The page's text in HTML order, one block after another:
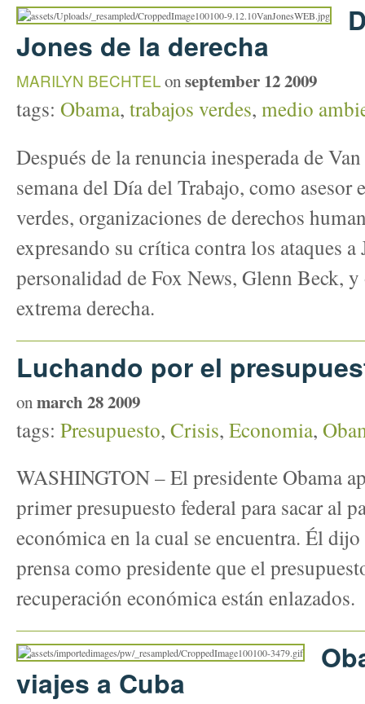
Jones de la derecha
MARILYN BECHTELonseptember 12 2009
tags: Obama, trabajos verdes, medio
Después de la renuncia inesperada de
semana del Día del Trabajo, como asesor
verdes, organizaciones de derechos
expresando su crítica contra los ataques a
personalidad de Fox News, Glenn Beck,
extrema derecha.
Luchando por el
on march 28 2009
tags: Presupuesto, Crisis, Economia,
WASHINGTON – El presidente Obama
primer presupuesto federal para sacar al
económica en la cual se encuentra. Él
prensa como presidente que el
recuperación económica están enlazados.
viajes a Cuba